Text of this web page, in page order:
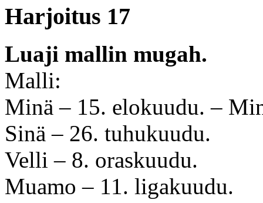
Harjoitus 17
Luaji mallin mugah.
Malli:
Minä – 15. elokuudu. –
Sinä – 26. tuhukuudu.
Velli – 8. oraskuudu.
Muamo – 11. ligakuudu.